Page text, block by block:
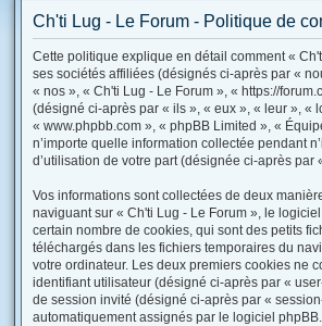
Ch'ti Lug - Le Forum - Politique de
Cette politique explique en détail comment «
ses sociétés affiliées (désignés ci-après par «
« nos », « Ch'ti Lug - Le Forum », « https://
(désigné ci-après par « ils », « eux », « leur », «
« www.phpbb.com », « phpBB Limited », «
n’importe quelle information collectée pendant
d’utilisation de votre part (désignée ci-après par
Vos informations sont collectées de deux
naviguant sur « Ch'ti Lug - Le Forum », le
certain nombre de cookies, qui sont des petits
téléchargés dans les fichiers temporaires du
votre ordinateur. Les deux premiers cookies ne
identifiant utilisateur (désigné ci-après par «
de session invité (désigné ci-après par «
automatiquement assignés par le logiciel